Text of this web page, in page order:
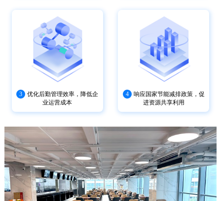
3
优化后勤管理效率，降低企
业运营成本
4
响应国家节能减排政策，促
进资源共享利用